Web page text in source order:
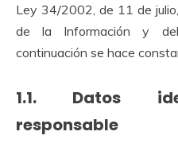
Ley 34/2002, de 11 de
de la Información y del
continuación se hace
1.1. Datos
responsable